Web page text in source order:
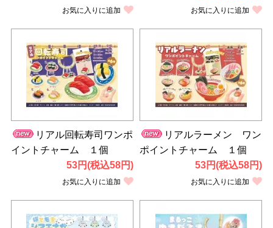
お気に入りに追加 お気に入りに追加
リアル回転寿司ワンポ
イントチャーム １個
53円(税込58円)
お気に入りに追加
リアルラーメン ワン
ポイントチャーム １個
53円(税込58円)
お気に入りに追加